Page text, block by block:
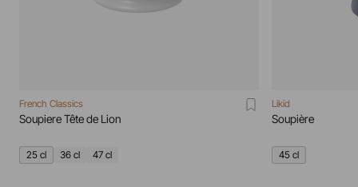
French Classics
Soupiere Tête de Lion
25 cl 36 cl 47 cl
Likid
Soupière
45 cl